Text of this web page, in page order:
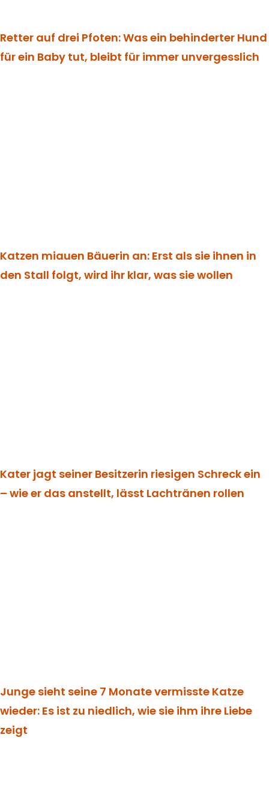
Retter auf drei Pfoten: Was ein behinderter Hund
für ein Baby tut, bleibt für immer unvergesslich
Katzen miauen Bäuerin an: Erst als sie ihnen in
den Stall folgt, wird ihr klar, was sie wollen
Kater jagt seiner Besitzerin riesigen Schreck ein
– wie er das anstellt, lässt Lachtränen rollen
Junge sieht seine 7 Monate vermisste Katze
wieder: Es ist zu niedlich, wie sie ihm ihre Liebe
zeigt